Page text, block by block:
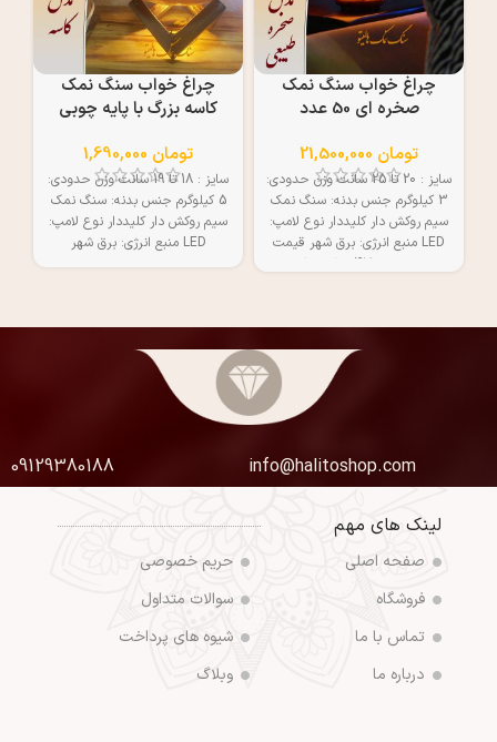
چراغ خواب سنگ نمک
صخره ای 50 عدد
تومان
سایز : 20 تا 25 سانت وزن حدودی:
3 کیلوگرم جنس بدنه: سنگ نمک
سیم روکش دار کلیددار نوع لامپ:
LED منبع انرژی: برق شهر قیمت
چراغ خواب سنگ نمک
کاسه بزرگ با پایه چوبی
تومان
سایز : 18 تا 19 سانت وزن حدودی:
5 کیلوگرم جنس بدنه: سنگ نمک
سیم روکش دار کلیددار نوع لامپ:
LED منبع انرژی: برق شهر
info@halitoshop.com
09129380188
لینک های مهم
صفحه اصلی
فروشگاه
تماس با ما
درباره ما
حریم خصوصی
سوالات متداول
شیوه های پرداخت
وبلاگ